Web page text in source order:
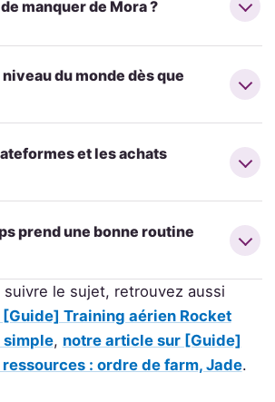
manquer de Mora ?
du monde dès que
et les achats
prend une bonne routine
le sujet, retrouvez aussi
Training aérien Rocket
simple, notre article sur [Guide]
: ordre de farm, Jade.